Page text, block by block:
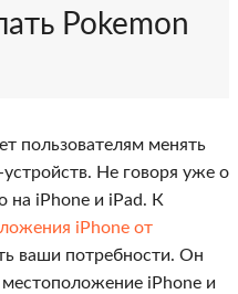
Pokemon
пользователям менять
Не говоря уже о
на iPhone и iPad. К
iPhone от
ваши потребности. Он
местоположение iPhone и